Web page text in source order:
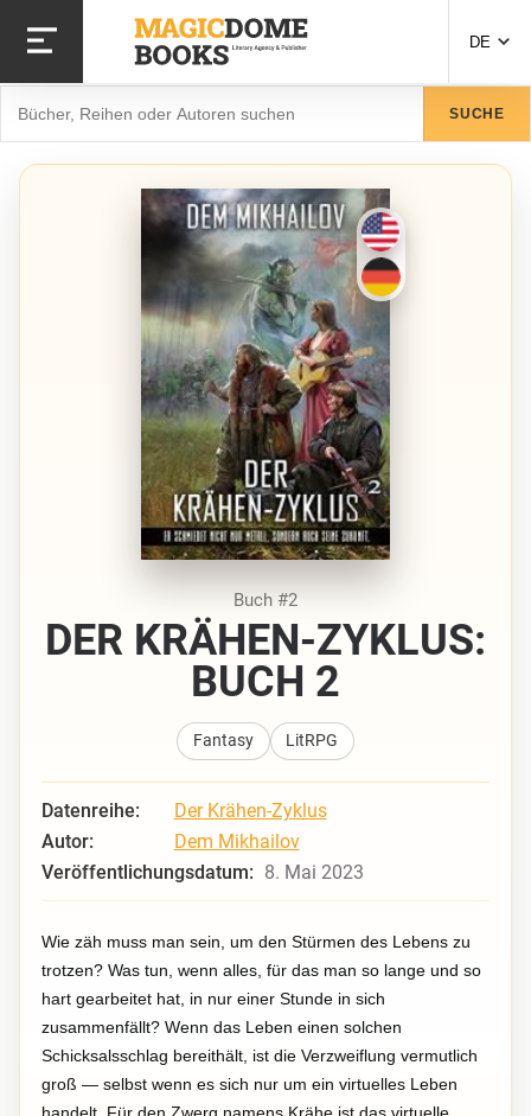
zum
Inhalt
DE
SUCHE
Buch #2
DER KRÄHEN-ZYKLUS:
BUCH 2
Fantasy LitRPG
Datenreihe:
Der Krähen-Zyklus
Autor:
Dem Mikhailov
Veröffentlichungsdatum: 8. Mai 2023
Wie zäh muss man sein, um den Stürmen des Lebens zu
trotzen? Was tun, wenn alles, für das man so lange und so
hart gearbeitet hat, in nur einer Stunde in sich
zusammenfällt? Wenn das Leben einen solchen
Schicksalsschlag bereithält, ist die Verzweiflung vermutlich
groß — selbst wenn es sich nur um ein virtuelles Leben
handelt. Für den Zwerg namens Krähe ist das virtuelle